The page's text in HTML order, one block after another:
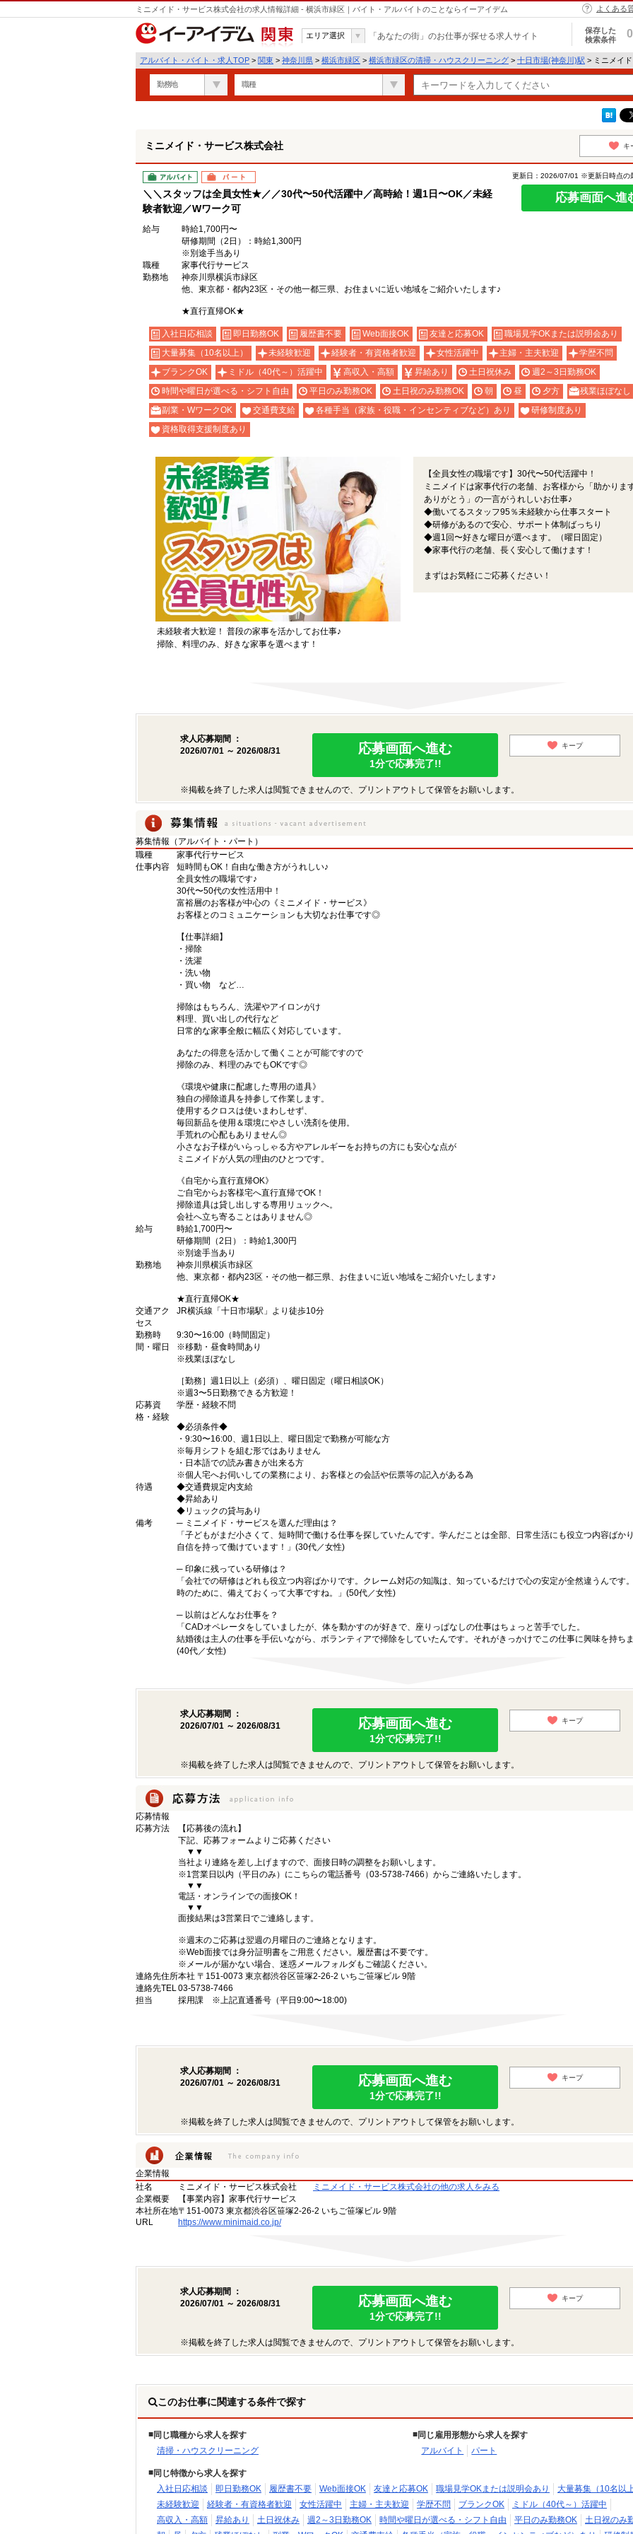
ミニメイド・サービス株式会社の求人情報詳細 - 横浜市緑区｜バイト・アルバイトのことならイーアイデム よくある
関東
エリア選択 「あなたの街」のお仕事が探せる求人サイト
保存した
検索条件
0
アルバイト・バイト・求人TOP > 関東 > 神奈川県 > 横浜市緑区 > 横浜市緑区の清掃・ハウスクリーニング > 十日市場(神奈川)駅 > ミニメイ
勤務地 職種
ミニメイド・サービス株式会社 キ
アルバイト パート
＼＼スタッフは全員女性★／／30代〜50代活躍中／高時給！週1日〜OK／未経
験者歓迎／Wワーク可
更新日：2026/07/01 ※更新日時点の
応募画面へ進
給与
時給1,700円〜
研修期間（2日）：時給1,300円
※別途手当あり
職種
家事代行サービス
勤務地
神奈川県横浜市緑区
他、東京都・都内23区・その他一都三県、お住まいに近い地域をご紹介いたします♪
★直行直帰OK★
入社日応相談 即日勤務OK 履歴書不要 Web面接OK 友達と応募OK
職場見学OKまたは説明会あり
大量募集（10名以上）
未経験歓迎 経験者・有資格者歓迎 女性活躍中 主婦・主夫歓迎
学歴不問
ブランクOK
ミドル（40代～）活躍中 高収入・高額 昇給あり 土日祝休み
週2～3日勤務OK
時間や曜日が選べる・シフト自由
平日のみ勤務OK 土日祝のみ勤務OK 朝 昼 夕方
残業ほぼなし
副業・WワークOK
交通費支給 各種手当（家族・役職・インセンティブなど）あり
研修制度あり
資格取得支援制度あり
未経験者大歓迎！ 普段の家事を活かしてお仕事♪
掃除、料理のみ、好きな家事を選べます！
【全員女性の職場です】30代〜50代活躍中！
ミニメイドは家事代行の老舗、お客様から「助かります
ありがとう」の一言がうれしいお仕事♪
◆働いてるスタッフ95％未経験から仕事スタート
◆研修があるので安心、サポート体制ばっちり
◆週1回〜好きな曜日が選べます。（曜日固定）
◆家事代行の老舗、長く安心して働けます！
まずはお気軽にご応募ください！
求人応募期間 ：
2026/07/01 ～ 2026/08/31
応募画面へ進む
1分で応募完了!!
キープ
※掲載を終了した求人は閲覧できませんので、プリントアウトして保管をお願いします。
募集情報（アルバイト・パート）
職種
家事代行サービス
仕事内容
短時間もOK！自由な働き方がうれしい♪
全員女性の職場です♪
30代〜50代の女性活用中！
富裕層のお客様が中心の《ミニメイド・サービス》
お客様とのコミュニケーションも大切なお仕事です◎
【仕事詳細】
・掃除
・洗濯
・洗い物
・買い物 など…
掃除はもちろん、洗濯やアイロンがけ
料理、買い出しの代行など
日常的な家事全般に幅広く対応しています。
あなたの得意を活かして働くことが可能ですので
掃除のみ、料理のみでもOKです◎
《環境や健康に配慮した専用の道具》
独自の掃除道具を持参して作業します。
使用するクロスは使いまわしせず、
毎回新品を使用＆環境にやさしい洗剤を使用。
手荒れの心配もありません◎
小さなお子様がいらっしゃる方やアレルギーをお持ちの方にも安心な点が
ミニメイドが人気の理由のひとつです。
《自宅から直行直帰OK》
ご自宅からお客様宅へ直行直帰でOK！
掃除道具は貸し出しする専用リュックへ。
会社へ立ち寄ることはありません◎
給与
時給1,700円〜
研修期間（2日）：時給1,300円
※別途手当あり
勤務地
神奈川県横浜市緑区
他、東京都・都内23区・その他一都三県、お住まいに近い地域をご紹介いたします♪
★直行直帰OK★
交通アク
セス
JR横浜線「十日市場駅」より徒歩10分
勤務時
間・曜日
9:30〜16:00（時間固定）
※移動・昼食時間あり
※残業ほぼなし
［勤務］週1日以上（必須）、曜日固定（曜日相談OK）
※週3〜5日勤務できる方歓迎！
応募資
格・経験
学歴・経験不問
◆必須条件◆
・9:30〜16:00、週1日以上、曜日固定で勤務が可能な方
※毎月シフトを組む形ではありません
・日本語での読み書きが出来る方
※個人宅へお伺いしての業務により、お客様との会話や伝票等の記入がある為
待遇
◆交通費規定内支給
◆昇給あり
◆リュックの貸与あり
備考
─ ミニメイド・サービスを選んだ理由は？
「子どもがまだ小さくて、短時間で働ける仕事を探していたんです。学んだことは全部、日常生活にも役立つ内容ばか
自信を持って働けています！」(30代／女性)
─ 印象に残っている研修は？
「会社での研修はどれも役立つ内容ばかりです。クレーム対応の知識は、知っているだけで心の安定が全然違うんです
時のために、備えておくって大事ですね。」(50代／女性)
─ 以前はどんなお仕事を？
「CADオペレータをしていましたが、体を動かすのが好きで、座りっぱなしの仕事はちょっと苦手でした。
結婚後は主人の仕事を手伝いながら、ボランティアで掃除をしていたんです。それがきっかけでこの仕事に興味を持ちま
(40代／女性)
求人応募期間 ：
2026/07/01 ～ 2026/08/31
応募画面へ進む
1分で応募完了!!
キープ
※掲載を終了した求人は閲覧できませんので、プリントアウトして保管をお願いします。
応募情報
応募方法
【応募後の流れ】
下記、応募フォームよりご応募ください
▼▼
当社より連絡を差し上げますので、面接日時の調整をお願いします。
※1営業日以内（平日のみ）にこちらの電話番号（03-5738-7466）からご連絡いたします。
▼▼
電話・オンラインでの面接OK！
▼▼
面接結果は3営業日でご連絡します。
※週末のご応募は翌週の月曜日のご連絡となります。
※Web面接では身分証明書をご用意ください。履歴書は不要です。
※メールが届かない場合、迷惑メールフォルダもご確認ください。
連絡先住所本社 〒151-0073 東京都渋谷区笹塚2-26-2 いちご笹塚ビル 9階
連絡先TEL03-5738-7466
担当
採用課 ※上記直通番号（平日9:00〜18:00)
求人応募期間 ：
2026/07/01 ～ 2026/08/31
応募画面へ進む
1分で応募完了!!
キープ
※掲載を終了した求人は閲覧できませんので、プリントアウトして保管をお願いします。
企業情報
社名
ミニメイド・サービス株式会社
ミニメイド・サービス株式会社の他の求人をみる
企業概要
【事業内容】家事代行サービス
本社所在地〒151‐0073 東京都渋谷区笹塚2‐26‐2 いちご笹塚ビル 9階
URL
https://www.minimaid.co.jp/
求人応募期間 ：
2026/07/01 ～ 2026/08/31
応募画面へ進む
1分で応募完了!!
キープ
※掲載を終了した求人は閲覧できませんので、プリントアウトして保管をお願いします。
このお仕事に関連する条件で探す
同じ職種から求人を探す
清掃・ハウスクリーニング
同じ雇用形態から求人を探す
アルバイト
パート
同じ特徴から求人を探す
入社日応相談
即日勤務OK 履歴書不要 Web面接OK 友達と応募OK 職場見学OKまたは説明会あり
大量募集（10名以上
未経験歓迎
経験者・有資格者歓迎 女性活躍中 主婦・主夫歓迎 学歴不問 ブランクOK
ミドル（40代～）活躍中
高収入・高額
昇給あり 土日祝休み 週2～3日勤務OK 時間や曜日が選べる・シフト自由 平日のみ勤務OK
土日祝のみ